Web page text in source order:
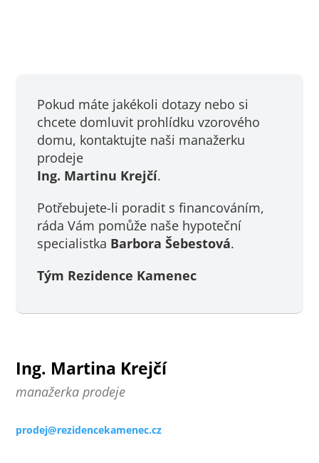
Pokud máte jakékoli dotazy nebo si
chcete domluvit prohlídku vzorového
domu, kontaktujte naši manažerku
prodeje
Ing. Martinu Krejčí.
Potřebujete-li poradit s financováním,
ráda Vám pomůže naše hypoteční
specialistka Barbora Šebestová.
Tým Rezidence Kamenec
Ing. Martina Krejčí
manažerka prodeje
prodej@rezidencekamenec.cz